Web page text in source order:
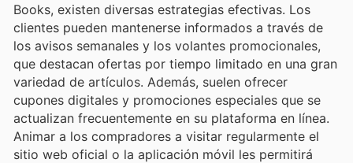
Books, existen diversas estrategias efectivas. Los
clientes pueden mantenerse informados a través de
los avisos semanales y los volantes promocionales,
que destacan ofertas por tiempo limitado en una gran
variedad de artículos. Además, suelen ofrecer
cupones digitales y promociones especiales que se
actualizan frecuentemente en su plataforma en línea.
Animar a los compradores a visitar regularmente el
sitio web oficial o la aplicación móvil les permitirá